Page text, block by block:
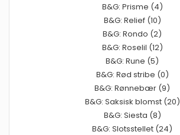
B&G: Prisme (4)
B&G: Relief (10)
B&G: Rondo (2)
B&G: Roselil (12)
B&G: Rune (5)
B&G: Rød stribe (0)
B&G: Rønnebær (9)
B&G: Saksisk blomst (20)
B&G: Siesta (8)
B&G: Slotsstellet (24)